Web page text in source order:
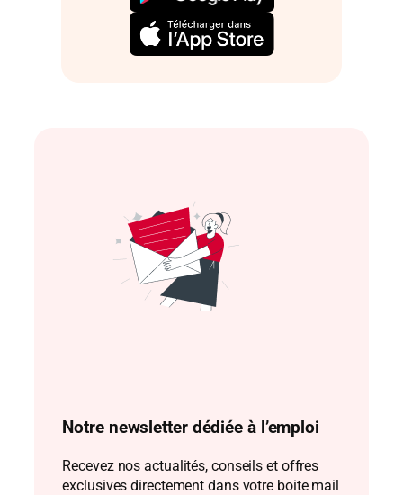
Notre newsletter dédiée à l’emploi
Recevez nos actualités, conseils et offres
exclusives directement dans votre boite mail